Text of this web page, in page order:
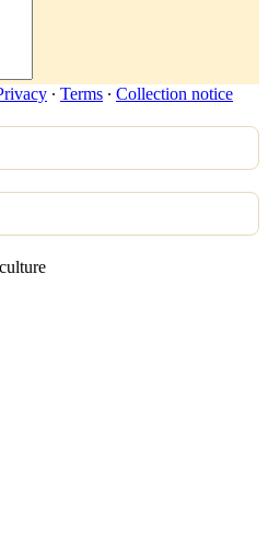
∙ Terms ∙ Collection notice